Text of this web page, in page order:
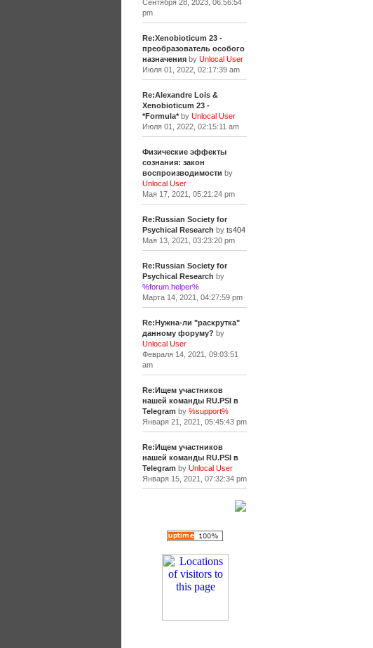
Сентября 28, 2023, 06:56:54
pm
Re:Xenobioticum 23 -
преобразователь особого
назначенияby Unlocal User
Июля 01, 2022, 02:17:39 am
Re:Alexandre Lois &
Xenobioticum 23 -
*Formula*by Unlocal User
Июля 01, 2022, 02:15:11 am
Физические эффекты
сознания: закон
воспроизводимости by
Unlocal User
Мая 17, 2021, 05:21:24 pm
Re:Russian Society for
Psychical Research by ts404
Мая 13, 2021, 03:23:20 pm
Re:Russian Society for
Psychical Research by
%forum.helper%
Марта 14, 2021, 04:27:59 pm
Re:Нужна-ли "раскрутка"
данному форуму? by
Unlocal User
Февраля 14, 2021, 09:03:51
am
Re:Ищем участников
нашей команды RU.PSI в
Telegram by %support%
Января 21, 2021, 05:45:43 pm
Re:Ищем участников
нашей команды RU.PSI в
Telegram by Unlocal User
Января 15, 2021, 07:32:34 pm